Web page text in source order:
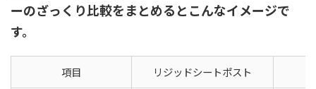
ーのざっくり比較をまとめるとこんなイメージで
す。
項目 リジッドシートポスト